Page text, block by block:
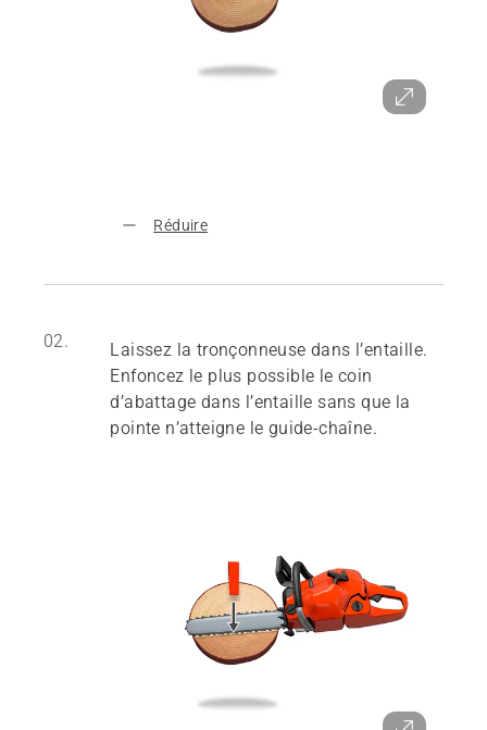
Réduire
02.
Laissez la tronçonneuse dans l’entaille.
Enfoncez le plus possible le coin
d’abattage dans l’entaille sans que la
pointe n’atteigne le guide-chaîne.